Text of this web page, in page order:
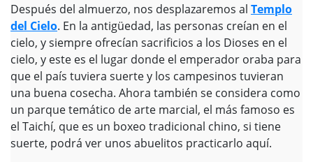
Después del almuerzo, nos desplazaremos al Templo
del Cielo. En la antigüedad, las personas creían en el
cielo, y siempre ofrecían sacrificios a los Dioses en el
cielo, y este es el lugar donde el emperador oraba para
que el país tuviera suerte y los campesinos tuvieran
una buena cosecha. Ahora también se considera como
un parque temático de arte marcial, el más famoso es
el Taichí, que es un boxeo tradicional chino, si tiene
suerte, podrá ver unos abuelitos practicarlo aquí.